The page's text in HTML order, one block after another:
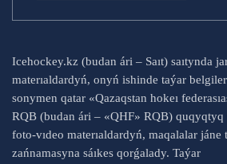
Icehockey.kz (budan ári – Saıt) saıtynda
materıaldardyń, onyń ishinde taýar
sonymen qatar «Qazaqstan hokeı
RQB (budan ári – «QHF» RQB) quqyqtyq
foto-vıdeo materıaldardyń, maqalalar
zańnamasyna sáıkes qorǵalady. Taýar